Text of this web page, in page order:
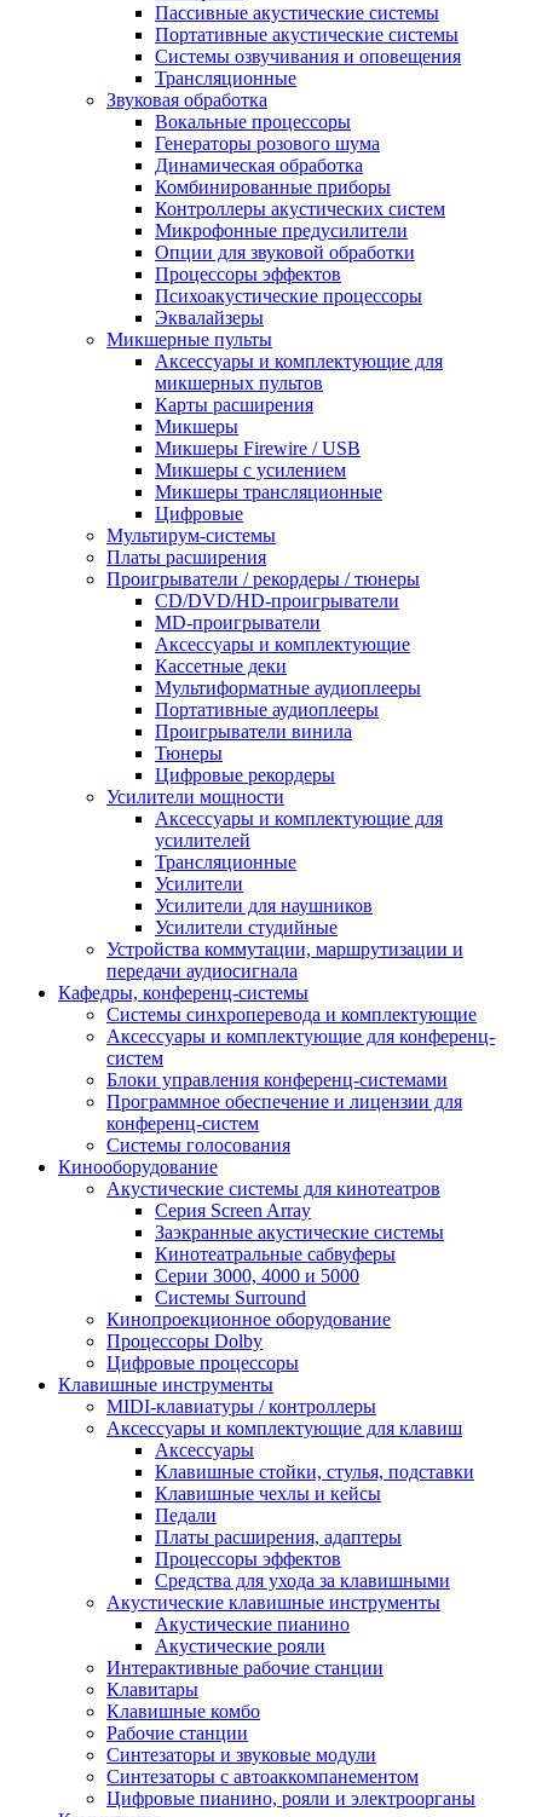
Пассивные акустические системы
Портативные акустические системы
Системы озвучивания и оповещения
Трансляционные
Звуковая обработка
Вокальные процессоры
Генераторы розового шума
Динамическая обработка
Комбинированные приборы
Контроллеры акустических систем
Микрофонные предусилители
Опции для звуковой обработки
Процессоры эффектов
Психоакустические процессоры
Эквалайзеры
Микшерные пульты
Аксессуары и комплектующие для
микшерных пультов
Карты расширения
Микшеры
Микшеры Firewire / USB
Микшеры с усилением
Микшеры трансляционные
Цифровые
Мультирум-системы
Платы расширения
Проигрыватели / рекордеры / тюнеры
CD/DVD/HD-проигрыватели
MD-проигрыватели
Аксессуары и комплектующие
Кассетные деки
Мультиформатные аудиоплееры
Портативные аудиоплееры
Проигрыватели винила
Тюнеры
Цифровые рекордеры
Усилители мощности
Аксессуары и комплектующие для
усилителей
Трансляционные
Усилители
Усилители для наушников
Усилители студийные
Устройства коммутации, маршрутизации и
передачи аудиосигнала
Кафедры, конференц-системы
Cистемы синхроперевода и комплектующие
Аксессуары и комплектующие для конференц-
систем
Блоки управления конференц-системами
Программное обеспечение и лицензии для
конференц-систем
Системы голосования
Кинооборудование
Акустические системы для кинотеатров
Cерия Screen Array
Заэкранные акустические системы
Кинотеатральные сабвуферы
Серии 3000, 4000 и 5000
Системы Surround
Кинопроекционное оборудование
Процессоры Dolby
Цифровые процессоры
Клавишные инструменты
MIDI-клавиатуры / контроллеры
Аксессуары и комплектующие для клавиш
Аксессуары
Клавишные стойки, стулья, подставки
Клавишные чехлы и кейсы
Педали
Платы расширения, адаптеры
Процессоры эффектов
Средства для ухода за клавишными
Акустические клавишные инструменты
Акустические пианино
Акустические рояли
Интерактивные рабочие станции
Клавитары
Клавишные комбо
Рабочие станции
Синтезаторы и звуковые модули
Синтезаторы с автоаккомпанементом
Цифровые пианино, рояли и электроорганы